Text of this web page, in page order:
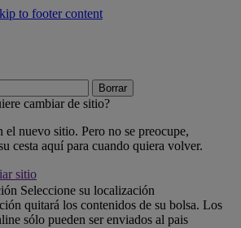
to footer content
Borrar
cambiar de sitio?
el nuevo sitio. Pero no se preocupe,
cesta aquí para cuando quiera volver.
sitio
Seleccione su localización
quitará los contenidos de su bolsa. Los
sólo pueden ser enviados al pais